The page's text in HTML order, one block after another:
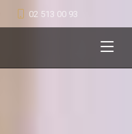
02 513 00 93